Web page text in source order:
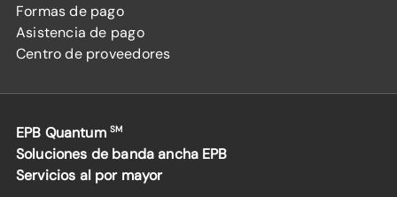
Formas de pago
Asistencia de pago
Centro de proveedores
EPB Quantum SM
Soluciones de banda ancha EPB
Servicios al por mayor